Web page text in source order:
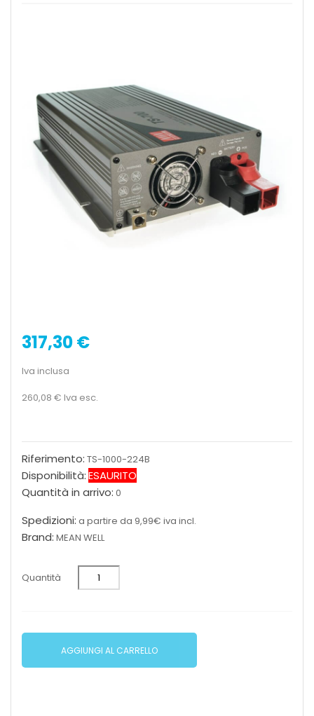
317,30 €
Iva inclusa
260,08 € Iva esc.
Riferimento: TS-1000-224B
Disponibilità:ESAURITO
Quantità in arrivo: 0
Spedizioni: a partire da 9,99€ iva incl.
Brand: MEAN WELL
Quantità
AGGIUNGI AL CARRELLO